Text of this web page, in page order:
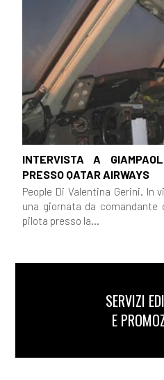
INTERVISTA A
PRESSO QATAR AIRWAYS
People Di Valentina Gerini. In
una giornata da comandante
pilota presso la...
SERVIZI
E